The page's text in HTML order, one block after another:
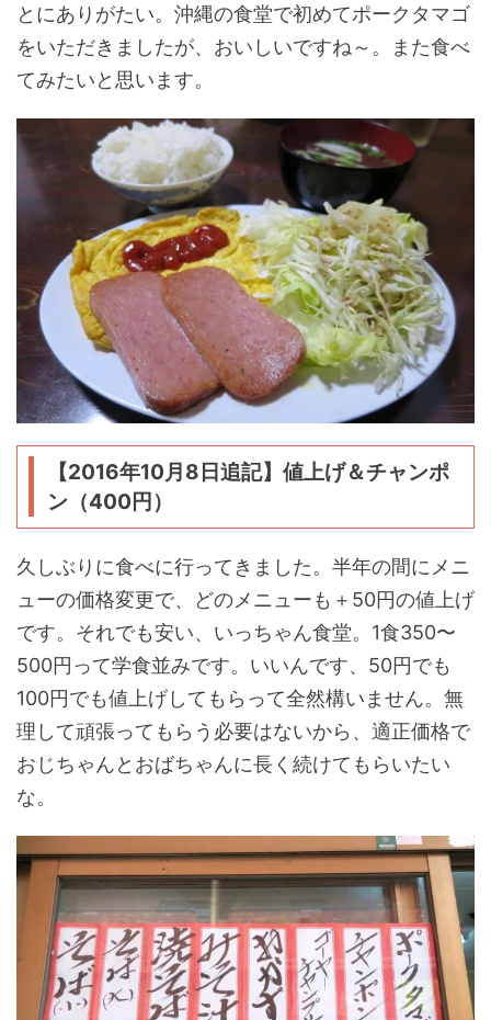
とにありがたい。沖縄の食堂で初めてポークタマゴ
をいただきましたが、おいしいですね～。また食べ
てみたいと思います。
【2016年10月8日追記】値上げ＆チャンポ
ン（400円）
久しぶりに食べに行ってきました。半年の間にメニ
ューの価格変更で、どのメニューも＋50円の値上げ
です。それでも安い、いっちゃん食堂。1食350〜
500円って学食並みです。いいんです、50円でも
100円でも値上げしてもらって全然構いません。無
理して頑張ってもらう必要はないから、適正価格で
おじちゃんとおばちゃんに長く続けてもらいたい
な。